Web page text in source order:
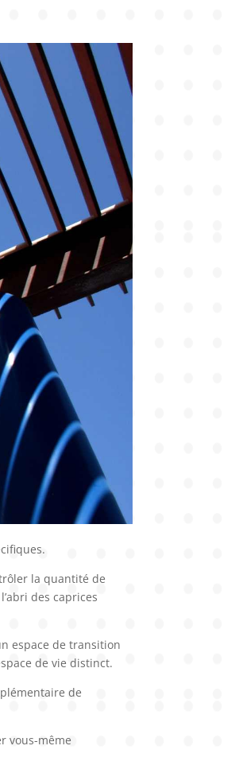
la quantité de
des caprices
espace de transition
de vie distinct.
de
vous-même